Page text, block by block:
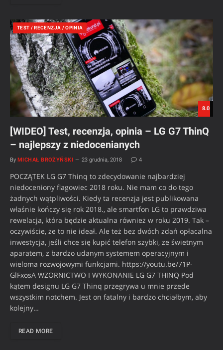
8.0
TEST / RECENZJA / OPINIA
[WIDEO] Test, recenzja, opinia – LG G7 ThinQ
– najlepszy z niedocenianych
By MICHAŁ BROŻYŃSKI 23 grudnia, 2018 4
POCZĄTEK LG G7 Thinq to zdecydowanie najbardziej
niedoceniony flagowiec 2018 roku. Nie mam co do tego
żadnych wątpliwości. Kiedy ta recenzja jest publikowana
właśnie kończy się rok 2018., ale smartfon LG to prawdziwa
rewelacja, która będzie aktualna również w roku 2019. Tak –
oczywiście, że to nie ideał. Ale też bez dwóch zdań opłacalna
inwestycja, jeśli chce się kupić telefon szybki, ze świetnym
aparatem, z bardzo udanym systemem operacyjnym i
wieloma rozwojowymi funkcjami. https://youtu.be/71P-
GlFxosA WZORNICTWO I WYKONANIE LG G7 THINQ Pod
kątem designu LG G7 Thinq przegrywa u mnie przede
wszystkim notchem. Jest on fatalny i bardzo chciałbym, aby
kolejny…
READ MORE